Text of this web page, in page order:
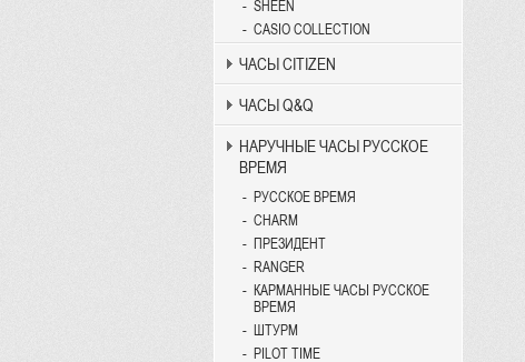
SHEEN
CASIO COLLECTION
ЧАСЫ CITIZEN
ЧАСЫ Q&Q
НАРУЧНЫЕ ЧАСЫ РУССКОЕ
ВРЕМЯ
РУССКОЕ ВРЕМЯ
CHARM
ПРЕЗИДЕНТ
RANGER
КАРМАННЫЕ ЧАСЫ РУССКОЕ
ВРЕМЯ
ШТУРМ
PILOT TIME